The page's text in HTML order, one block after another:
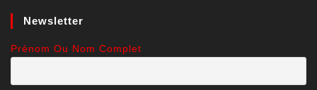
Newsletter
Prénom Ou Nom Complet